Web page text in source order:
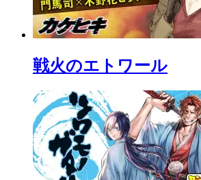
戦火のエトワール